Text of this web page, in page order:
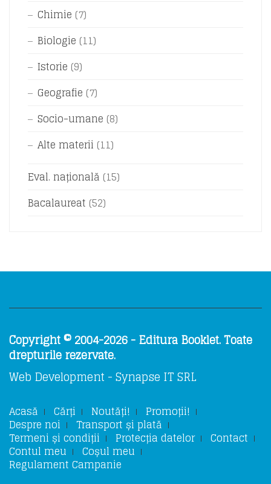
Chimie (7)
Biologie (11)
Istorie (9)
Geografie (7)
Socio-umane (8)
Alte materii (11)
Eval. națională (15)
Bacalaureat (52)
Copyright © 2004-2026 - Editura Booklet. Toate
drepturile rezervate.
Web Development - Synapse IT SRL
Acasă Cărți Noutăți! Promoții!
Despre noi Transport și plată
Termeni și condiții Protecția datelor Contact
Contul meu Coșul meu
Regulament Campanie